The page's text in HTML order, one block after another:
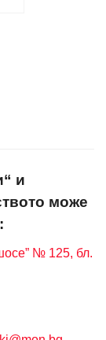
и
може
№ 125, бл.